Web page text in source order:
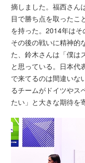
摘しました。福西さん
目で勝ち点を取ったこ
を持った。2014年はそ
その後の戦いに精神的
た、鈴木さんは「僕は
と思っている。日本代
で来てるのは間違いな
るチームがドイツやス
たい」と大きな期待を